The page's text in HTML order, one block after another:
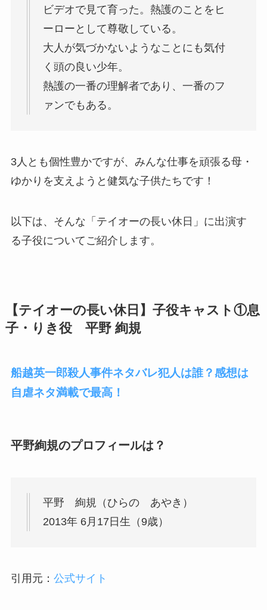
ビデオで見て育った。熱護のことをヒ
ーローとして尊敬している。
大人が気づかないようなことにも気付
く頭の良い少年。
熱護の一番の理解者であり、一番のフ
ァンでもある。
3人とも個性豊かですが、みんな仕事を頑張る母・
ゆかりを支えようと健気な子供たちです！
以下は、そんな「テイオーの長い休日」に出演す
る子役についてご紹介します。
【テイオーの長い休日】子役キャスト①息
子・りき役 平野 絢規
船越英一郎殺人事件ネタバレ犯人は誰？感想は
自虐ネタ満載で最高！
平野絢規のプロフィールは？
平野 絢規（ひらの あやき）
2013年 6月17日生（9歳）
引用元： 公式サイト